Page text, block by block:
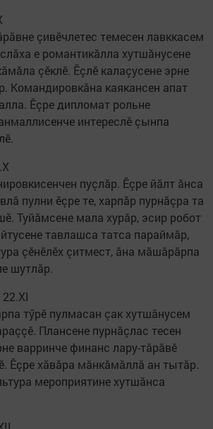
çивӗчлетес темесен лавккасем
е романтикăлла хутшăнусене
çӗклӗ. Ӗçлӗ калаçусене эрне
Командировкăна каякансен апат
Ӗçре дипломат рольне
интереслӗ çынпа
пуçлăр. Ӗçре йăлт ăнса
пулни ӗçре те, харпăр пурнăçра та
Туйăмсене мала хурăр, эсир робот
тавлашса татса параймăр,
çӗнӗлӗх çитмест, ăна мăшăрăрпа
шутлăр.
тӳрӗ пулмасан çак хутшăнусем
Плансене пурнăçлас тесен
варринче финанс лару-тăрăвӗ
Ӗçре хăвăра мăнкăмăллă ан тытăр.
мероприятине хутшăнса